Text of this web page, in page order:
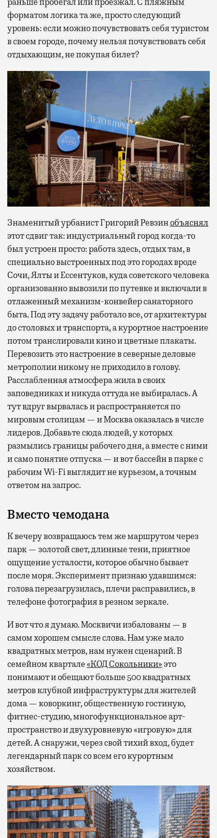
форматом логика та же, просто следующий
уровень: если можно почувствовать себя туристом
в своем городе, почему нельзя почувствовать себя
отдыхающим, не покупая билет?
Знаменитый урбанист Григорий Ревзинобъяснял
этот сдвиг так: индустриальный город когда-то
был устроен просто: работа здесь, отдых там, в
специально выстроенных под это городах вроде
Сочи, Ялты и Ессентуков, куда советского человека
организованно вывозили по путевке и включали в
отлаженный механизм-конвейер санаторного
быта. Под эту задачу работало все, от архитектуры
до столовых и транспорта, а курортное настроение
потом транслировали кино и цветные плакаты.
Перевозить это настроение в северные деловые
метрополии никому не приходило в голову.
Расслабленная атмосфера жила в своих
заповедниках и никуда оттуда не выбиралась. А
тут вдруг вырвалась и распространяется по
мировым столицам — и Москва оказалась в числе
лидеров. Добавьте сюда людей, у которых
размылись границы рабочего дня, а вместе с ними
и само понятие отпуска — и вот бассейн в парке с
рабочим Wi-Fi выглядит не курьезом, а точным
ответом на запрос.
Вместо чемодана
К вечеру возвращаюсь тем же маршрутом через
парк — золотой свет, длинные тени, приятное
ощущение усталости, которое обычно бывает
после моря. Эксперимент признаю удавшимся:
голова перезагрузилась, плечи расправились, в
телефоне фотография в резном зеркале.
И вот что я думаю. Москвичи избалованы — в
самом хорошем смысле слова. Нам уже мало
квадратных метров, нам нужен сценарий. В
семейном квартале«КОД Сокольники»это
понимают и обещают больше 500 квадратных
метров клубной инфраструктуры для жителей
дома — коворкинг, общественную гостиную,
фитнес-студию, многофункциональное арт-
пространство и двухуровневую «игровую» для
детей. А снаружи, через свой тихий вход, будет
легендарный парк со всем его курортным
хозяйством.